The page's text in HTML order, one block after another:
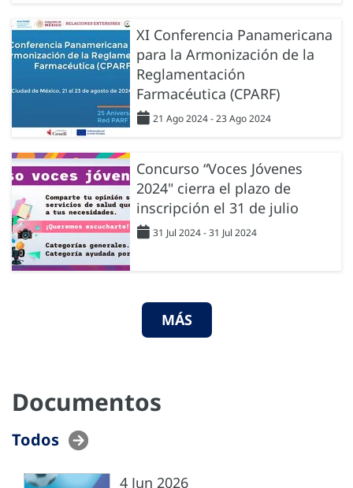
XI Conferencia Panamericana
para la Armonización de la
Reglamentación
Farmacéutica (CPARF)
21 Ago 2024 - 23 Ago 2024
Concurso “Voces Jóvenes
2024" cierra el plazo de
inscripción el 31 de julio
31 Jul 2024 - 31 Jul 2024
MÁS
Documentos
Todos
4 Jun 2026